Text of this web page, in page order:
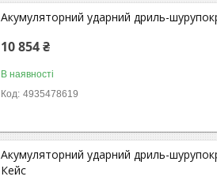
Акумуляторний ударний дриль-
10 854 ₴
В наявності
4935478619
Акумуляторний ударний дриль-
Кейс